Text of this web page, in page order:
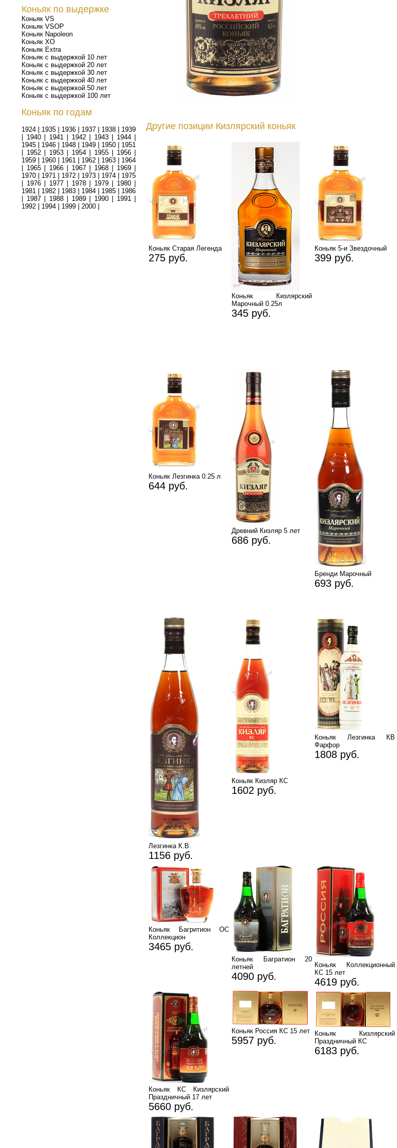
Коньяк по выдержке
Коньяк VS
Коньяк VSOP
Коньяк Napoleon
Коньяк XO
Коньяк Extra
Коньяк с выдержкой 10 лет
Коньяк с выдержкой 20 лет
Коньяк с выдержкой 30 лет
Коньяк с выдержкой 40 лет
Коньяк с выдержкой 50 лет
Коньяк с выдержкой 100 лет
Коньяк по годам
1924 1935 1936 1937 1938
1939
1940| 1941| 1942| 1943| 1944|
1945
1946 1948 1949 1950
1951
1952| 1953| 1954| 1955| 1956|
1959
1960 1961 1962 1963
1964
1965| 1966| 1967| 1968| 1969|
1970
1971 1972 1973 1974
1975
1976| 1977| 1978| 1979| 1980|
1981
1982 1983 1984 1985
1986
1987| 1988| 1989| 1990| 1991|
1992
1994 1999 2000
Другие позиции Кизлярский коньяк
Коньяк Старая Легенда
275 руб.
Коньяк Кизлярский
Марочный 0.25л
345 руб.
Коньяк 5-и Звездочный
399 руб.
Коньяк Лезгинка 0.25 л
644 руб.
Древний Кизляр 5 лет
686 руб.
Бренди Марочный
693 руб.
Лезгинка К.В.
1156 руб.
Коньяк Кизляр КС
1602 руб.
Коньяк Лезгинка КВ
Фарфор
1808 руб.
Коньяк Багритион ОС
Коллекцион
3465 руб.
Коньяк Багратион 20
летней
4090 руб.
Коньяк Коллекционный
КС 15 лет
4619 руб.
Коньяк КС Кизлярский
Праздничный 17 лет
5660 руб.
Коньяк Россия КС 15 лет
5957 руб.
Коньяк Кизлярский
Праздничный КС
6183 руб.